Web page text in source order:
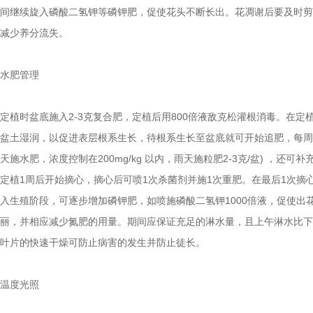
间继续旋入磷酸二氢钾等磷钾肥，促使花头不断长出。花凋谢后要及时
减少养分流失。
水肥管理
定植时盆底施入2-3克复合肥，定植后用800倍液敌克松灌根消毒。在定
盆土湿润，以促进表层根系生长，待根系生长至盆底就可开始追肥，每
天施水肥，浓度控制在200mg/kg 以内，雨天施粒肥2-3克/盆) ，还可补
定植1周后开始摘心，摘心后可喷1次杀菌剂并施1次重肥。在最后1次摘
入生殖阶段，可逐步增加磷钾肥，如喷施磷酸二氢钾1000倍液，促使出
丽，并相应减少氮肥的用量。期间应保证充足的淋水量，且上午淋水比
叶片的快速干燥可防止病害的发生并防止徒长。
温度光照